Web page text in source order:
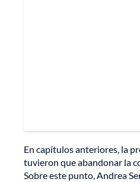
En capítulos anteriores, la
tuvieron que abandonar la
Sobre este punto, Andrea